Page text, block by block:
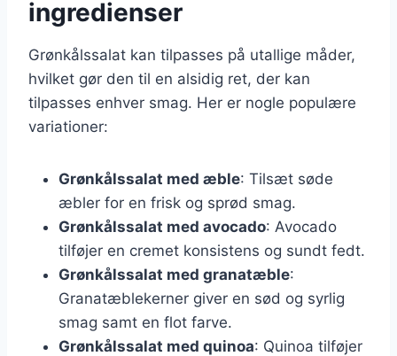
ingredienser
Grønkålssalat kan tilpasses på utallige måder,
hvilket gør den til en alsidig ret, der kan
tilpasses enhver smag. Her er nogle populære
variationer:
Grønkålssalat med æble: Tilsæt søde
æbler for en frisk og sprød smag.
Grønkålssalat med avocado: Avocado
tilføjer en cremet konsistens og sundt fedt.
Grønkålssalat med granatæble:
Granatæblekerner giver en sød og syrlig
smag samt en flot farve.
Grønkålssalat med quinoa: Quinoa tilføjer